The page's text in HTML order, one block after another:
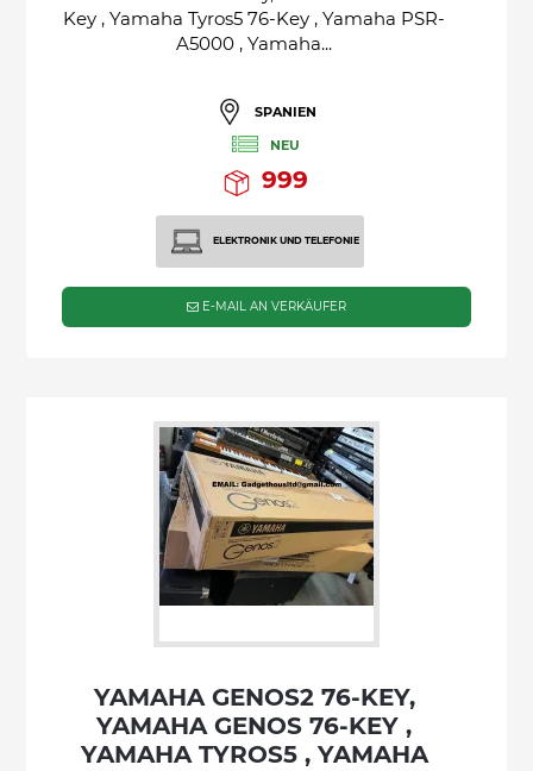
Key , Yamaha Tyros5 76-Key , Yamaha PSR-
A5000 , Yamaha...
SPANIEN
NEU
999
ELEKTRONIK UND TELEFONIE
E-MAIL AN VERKÄUFER
YAMAHA GENOS2 76-KEY,
YAMAHA GENOS 76-KEY ,
YAMAHA TYROS5 , YAMAHA